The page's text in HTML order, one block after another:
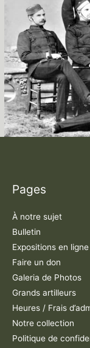
Pages
À notre sujet
Bulletin
Expositions en ligne
Faire un don
Galeria de Photos
Grands artilleurs
Heures / Frais
Notre collection
Politique de